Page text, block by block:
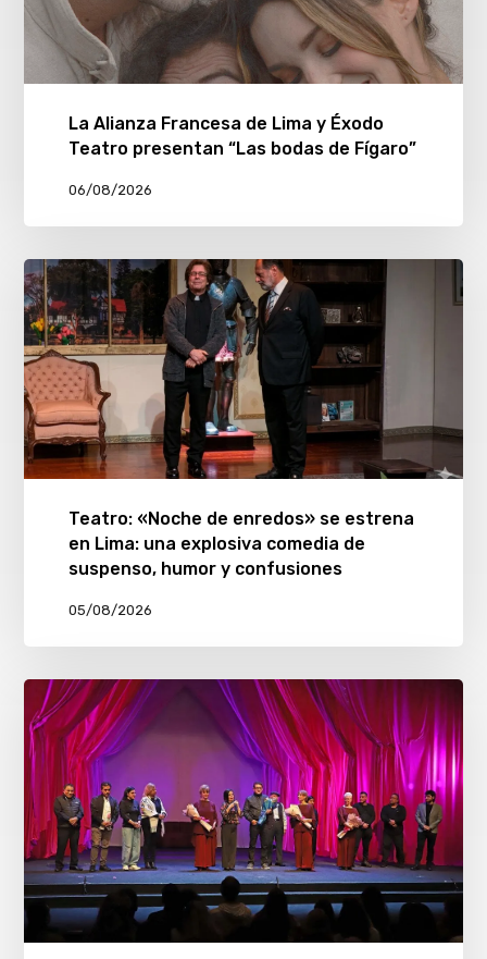
La Alianza Francesa de Lima y Éxodo
Teatro presentan “Las bodas de Fígaro”
06/08/2026
Teatro: «Noche de enredos» se estrena
en Lima: una explosiva comedia de
suspenso, humor y confusiones
05/08/2026